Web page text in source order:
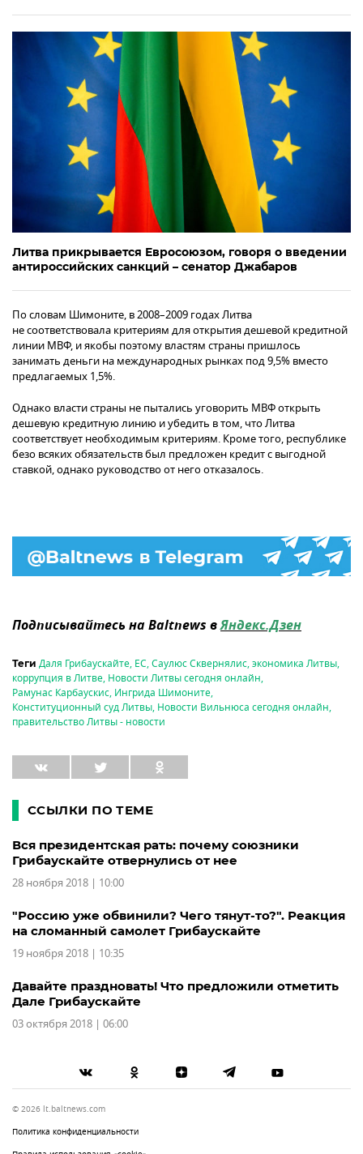
Литва прикрывается Евросоюзом, говоря о введении
антироссийских санкций – сенатор Джабаров
По словам Шимоните, в 2008–2009 годах Литва
не соответствовала критериям для открытия дешевой кредитной
линии МВФ, и якобы поэтому властям страны пришлось
занимать деньги на международных рынках под 9,5% вместо
предлагаемых 1,5%.
Однако власти страны не пытались уговорить МВФ открыть
дешевую кредитную линию и убедить в том, что Литва
соответствует необходимым критериям. Кроме того, республике
безо всяких обязательств был предложен кредит с выгодной
ставкой, однако руководство от него отказалось.
Подписывайтесь на Baltnews вЯндекс.Дзен
Теги Даля Грибаускайте, ЕС,Саулюс Сквернялис,экономика Литвы,
коррупция в Литве, Новости Литвы сегодня онлайн,
Рамунас Карбаускис, Ингрида Шимоните,
Конституционный суд Литвы, Новости Вильнюса сегодня онлайн,
правительство Литвы - новости
ССЫЛКИ ПО ТЕМЕ
Вся президентская рать: почему союзники
Грибаускайте отвернулись от нее
28 ноября 2018 | 10:00
"Россию уже обвинили? Чего тянут-то?". Реакция
на сломанный самолет Грибаускайте
19 ноября 2018 | 10:35
Давайте праздновать! Что предложили отметить
Дале Грибаускайте
03 октября 2018 | 06:00
© 2026 lt.baltnews.com
Политика конфиденциальности